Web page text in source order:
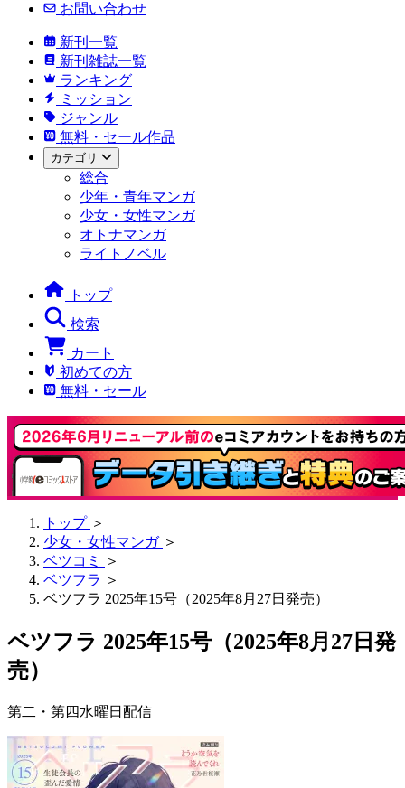
お問い合わせ
新刊一覧
新刊雑誌一覧
ランキング
ミッション
ジャンル
無料・セール作品
カテゴリ
総合
少年・青年マンガ
少女・女性マンガ
オトナマンガ
ライトノベル
トップ
検索
カート
初めての方
無料・セール
トップ ＞
少女・女性マンガ ＞
ベツコミ
＞
ベツフラ ＞
ベツフラ 2025年15号（2025年8月27日発売）
ベツフラ 2025年15号（2025年8月27日発
売）
第二・第四水曜日配信